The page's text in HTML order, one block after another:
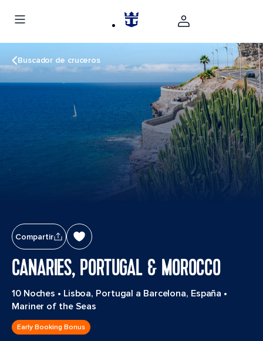
Buscador de cruceros
Compartir
CANARIES, PORTUGAL & MOROCCO
10 Noches • Lisboa, Portugal a Barcelona, España •
Mariner of the Seas
Early Booking Bonus